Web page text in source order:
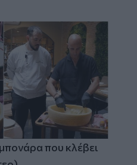
που κλέβει